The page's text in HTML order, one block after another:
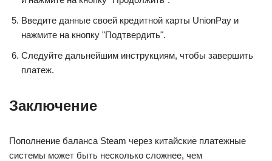
Введите данные своей кредитной карты UnionPay и
нажмите на кнопку "Подтвердить".
Следуйте дальнейшим инструкциям, чтобы завершить
платеж.
Заключение
Пополнение баланса Steam через китайские платежные
системы может быть несколько сложнее, чем